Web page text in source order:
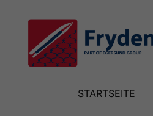
STARTSEITE